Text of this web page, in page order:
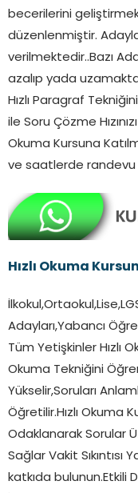
becerilerini
düzenlenmiştir.
verilmektedir..Bazı
azalıp yada
Hızlı Paragraf
ile Soru Çözme
Okuma Kursuna
ve saatlerde randevu
Hızlı Okuma
Adayları,Yabancı
Tüm Yetişkinler Hızlı
Okuma Tekniğini
Yükselir,Soruları
Öğretilir.Hızlı Okuma
Odaklanarak Sorular
Sağlar Vakit Sıkıntısı
katkıda bulunun.Etkili